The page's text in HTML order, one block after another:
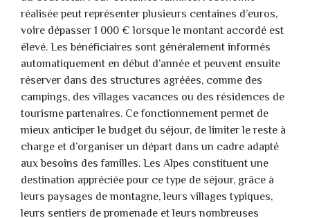
réalisée peut représenter plusieurs centaines d’euros,
voire dépasser 1 000 € lorsque le montant accordé est
élevé. Les bénéficiaires sont généralement informés
automatiquement en début d’année et peuvent ensuite
réserver dans des structures agréées, comme des
campings, des villages vacances ou des résidences de
tourisme partenaires. Ce fonctionnement permet de
mieux anticiper le budget du séjour, de limiter le reste à
charge et d’organiser un départ dans un cadre adapté
aux besoins des familles. Les Alpes constituent une
destination appréciée pour ce type de séjour, grâce à
leurs paysages de montagne, leurs villages typiques,
leurs sentiers de promenade et leurs nombreuses